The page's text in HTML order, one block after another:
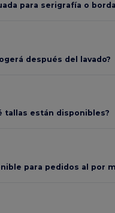
para serigrafía o
después del lavado?
tallas están disponibles?
para pedidos al por